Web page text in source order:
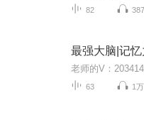
82
最强大脑|记
63 1万